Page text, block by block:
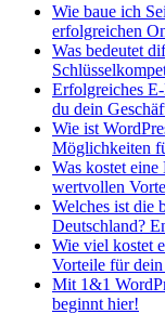
Wie baue ich
erfolgreichen
Was bedeutet
Erfolgreiches
du dein
Wie ist
Möglichkeiten
Was kostet
wertvollen
Welches ist die
Deutschland?
Wie viel kostet
Vorteile für
Mit 1&1
beginnt hier!